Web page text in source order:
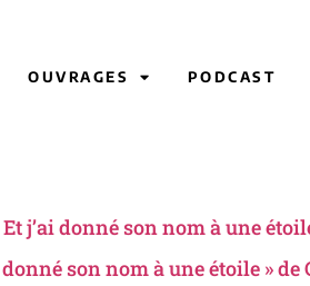
OUVRAGES PODCAST
j’ai donné son nom à une
donné son nom à une étoile »